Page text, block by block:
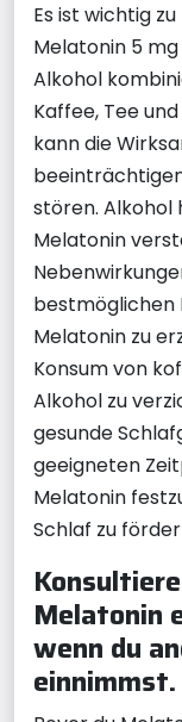
Es ist wichtig
Melatonin 5
Alkohol
Kaffee, Tee
kann die
stören. Alkohol
Melatonin
bestmöglichen
Melatonin zu
Konsum von
Alkohol zu
gesunde
geeigneten
Melatonin
Schlaf zu
Melatonin
wenn du
einnimmst.